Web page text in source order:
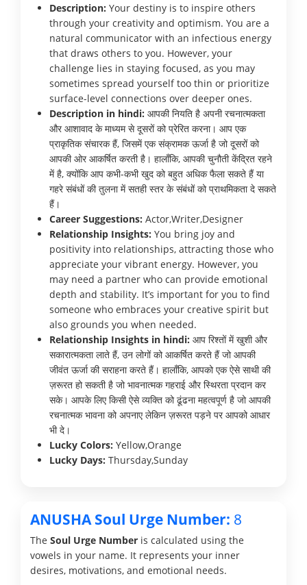
Description: Your destiny is to inspire others
through your creativity and optimism. You are a
natural communicator with an infectious energy
that draws others to you. However, your
challenge lies in staying focused, as you may
sometimes spread yourself too thin or prioritize
surface-level connections over deeper ones.
Description in hindi: आपकी नियति है अपनी रचनात्मकता
और आशावाद के माध्यम से दूसरों को प्रेरित करना। आप एक
प्राकृतिक संचारक हैं, जिसमें एक संक्रामक ऊर्जा है जो दूसरों को
आपकी ओर आकर्षित करती है। हालाँकि, आपकी चुनौती केंद्रित रहने
में है, क्योंकि आप कभी-कभी खुद को बहुत अधिक फैला सकते हैं या
गहरे संबंधों की तुलना में सतही स्तर के संबंधों को प्राथमिकता दे सकते
हैं।
Career Suggestions: Actor,Writer,Designer
Relationship Insights: You bring joy and
positivity into relationships, attracting those who
appreciate your vibrant energy. However, you
may need a partner who can provide emotional
depth and stability. It’s important for you to find
someone who embraces your creative spirit but
also grounds you when needed.
Relationship Insights in hindi: आप रिश्तों में खुशी और
सकारात्मकता लाते हैं, उन लोगों को आकर्षित करते हैं जो आपकी
जीवंत ऊर्जा की सराहना करते हैं। हालाँकि, आपको एक ऐसे साथी की
ज़रूरत हो सकती है जो भावनात्मक गहराई और स्थिरता प्रदान कर
सके। आपके लिए किसी ऐसे व्यक्ति को ढूंढना महत्वपूर्ण है जो आपकी
रचनात्मक भावना को अपनाए लेकिन ज़रूरत पड़ने पर आपको आधार
भी दे।
Lucky Colors: Yellow,Orange
Lucky Days: Thursday,Sunday
ANUSHA Soul Urge Number: 8
The Soul Urge Number is calculated using the
vowels in your name. It represents your inner
desires, motivations, and emotional needs.